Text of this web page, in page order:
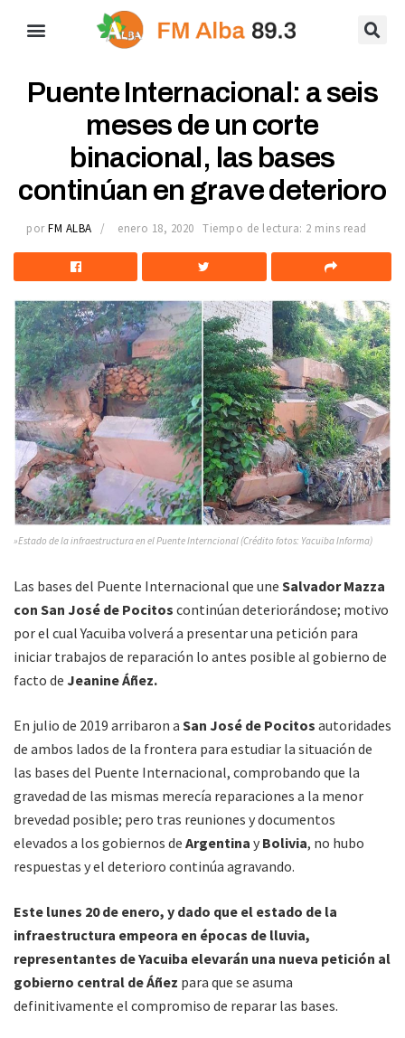
Puente Internacional: a seis
meses de un corte
binacional, las bases
continúan en grave deterioro
por FM ALBA enero 18, 2020 Tiempo de lectura: 2 mins read
»Estado de la infraestructura en el Puente Interncional (Crédito fotos: Yacuiba Informa)
Las bases del Puente Internacional que une Salvador Mazza
con San José de Pocitos continúan deteriorándose; motivo
por el cual Yacuiba volverá a presentar una petición para
iniciar trabajos de reparación lo antes posible al gobierno de
facto de Jeanine Áñez.
En julio de 2019 arribaron a San José de Pocitos autoridades
de ambos lados de la frontera para estudiar la situación de
las bases del Puente Internacional, comprobando que la
gravedad de las mismas merecía reparaciones a la menor
brevedad posible; pero tras reuniones y documentos
elevados a los gobiernos de Argentina y Bolivia, no hubo
respuestas y el deterioro continúa agravando.
Este lunes 20 de enero, y dado que el estado de la
infraestructura empeora en épocas de lluvia,
representantes de Yacuiba elevarán una nueva petición al
gobierno central de Áñez para que se asuma
definitivamente el compromiso de reparar las bases.